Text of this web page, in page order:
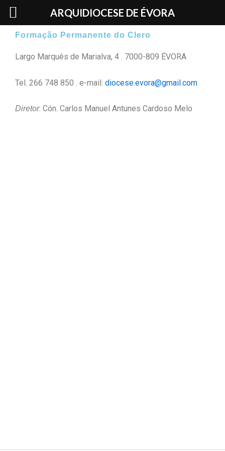
Skip
contentFormação Permanente do Clero
Largo Marquês de Marialva, 4 . 7000-809 ÉVORA
Tel. 266 748 850 . e-mail: diocese.evora@gmail.com
Diretor: Cón. Carlos Manuel Antunes Cardoso Melo
ARQUIDIOCESE DE ÉVORA